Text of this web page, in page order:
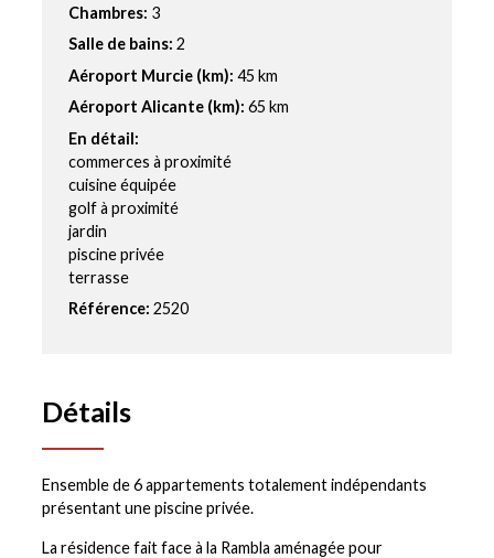
Chambres: 3
Salle de bains: 2
Aéroport Murcie (km): 45 km
Aéroport Alicante (km): 65 km
En détail:
commerces à proximité
cuisine équipée
golf à proximité
jardin
piscine privée
terrasse
Référence:2520
Détails
Ensemble de 6 appartements totalement indépendants
présentant une piscine privée.
La résidence fait face à la Rambla aménagée pour